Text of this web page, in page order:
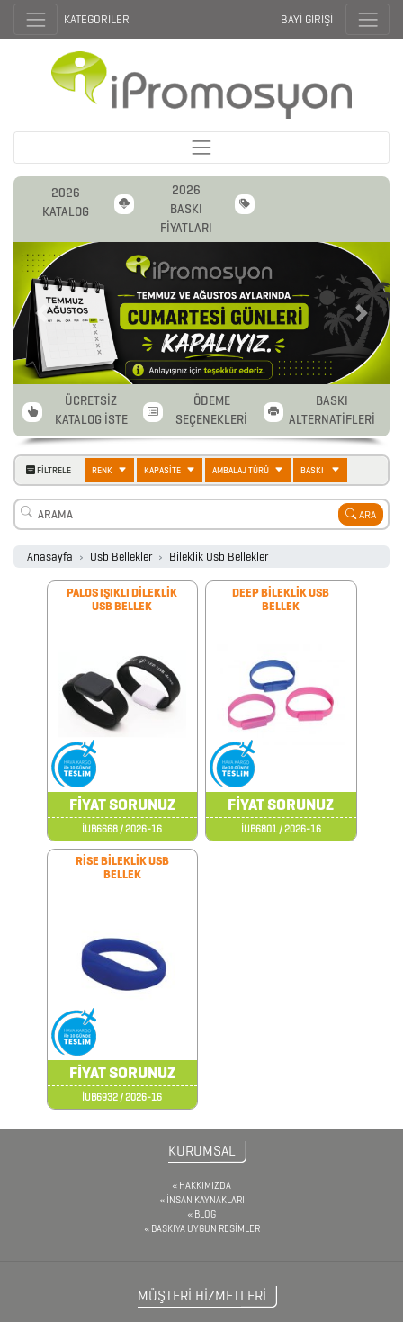
2026
PROMOSYON
AJANDA
PROMOSYON
ANAHTARLIK
ARABA
AKSESUARLARI
AYNALAR
ALTLIKLARI
YETİŞTİRME
ÜRÜNLERİ
KATEGORİLER BAYİ GİRİŞİ
2026
KATALOG
2026
BASKI
FİYATLARI
Previous Next
ÜCRETSİZ
KATALOG İSTE
ÖDEME
SEÇENEKLERİ
BASKI
ALTERNATİFLERİ
FİLTRELE RENK KAPASİTE AMBALAJ TÜRÜ BASKI
ARA
Anasayfa Usb Bellekler Bileklik Usb Bellekler
PALOS IŞIKLI DİLEKLİK
USB BELLEK
FİYAT SORUNUZ
İUB6668 / 2026-16
DEEP BİLEKLİK USB
BELLEK
FİYAT SORUNUZ
İUB6801 / 2026-16
RİSE BİLEKLİK USB
BELLEK
FİYAT SORUNUZ
İUB6932 / 2026-16
KURUMSAL
HAKKIMIZDA
İNSAN KAYNAKLARI
BLOG
BASKIYA UYGUN RESİMLER
MÜŞTERİ HİZMETLERİ